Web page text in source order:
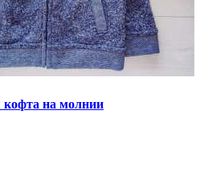
кофта на молнии